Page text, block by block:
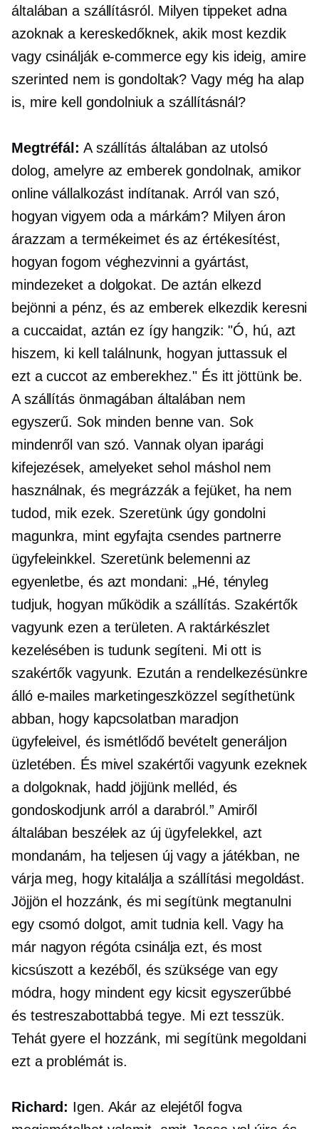
általában a szállításról. Milyen tippeket adna
azoknak a kereskedőknek, akik most kezdik
vagy csinálják e-commerceegy kis ideig, amire
szerinted nem is gondoltak? Vagy még ha alap
is, mire kell gondolniuk a szállításnál?
Megtréfál: A szállítás általában az utolsó
dolog, amelyre az emberek gondolnak, amikor
online vállalkozást indítanak. Arról van szó,
hogyan vigyem oda a márkám? Milyen áron
árazzam a termékeimet és az értékesítést,
hogyan fogom véghezvinni a gyártást,
mindezeket a dolgokat. De aztán elkezd
bejönni a pénz, és az emberek elkezdik keresni
a cuccaidat, aztán ez így hangzik: "Ó, hú, azt
hiszem, ki kell találnunk, hogyan juttassuk el
ezt a cuccot az emberekhez." És itt jöttünk be.
A szállítás önmagában általában nem
egyszerű. Sok minden benne van. Sok
mindenről van szó. Vannak olyan iparági
kifejezések, amelyeket sehol máshol nem
használnak, és megrázzák a fejüket, ha nem
tudod, mik ezek. Szeretünk úgy gondolni
magunkra, mint egyfajta csendes partnerre
ügyfeleinkkel. Szeretünk belemenni az
egyenletbe, és azt mondani: „Hé, tényleg
tudjuk, hogyan működik a szállítás. Szakértők
vagyunk ezen a területen. A raktárkészlet
kezelésében is tudunk segíteni. Mi ott is
szakértők vagyunk. Ezután a rendelkezésünkre
álló e-mailes marketingeszközzel segíthetünk
abban, hogy kapcsolatban maradjon
ügyfeleivel, és ismétlődő bevételt generáljon
üzletében. És mivel szakértői vagyunk ezeknek
a dolgoknak, hadd jöjjünk melléd, és
gondoskodjunk arról a darabról.” Amiről
általában beszélek az új ügyfelekkel, azt
mondanám, ha teljesen új vagy a játékban, ne
várja meg, hogy kitalálja a szállítási megoldást.
Jöjjön el hozzánk, és mi segítünk megtanulni
egy csomó dolgot, amit tudnia kell. Vagy ha
már nagyon régóta csinálja ezt, és most
kicsúszott a kezéből, és szüksége van egy
módra, hogy mindent egy kicsit egyszerűbbé
és testreszabottabbá tegye. Mi ezt tesszük.
Tehát gyere el hozzánk, mi segítünk megoldani
ezt a problémát is.
Richard: Igen. Akár az elejétől fogva